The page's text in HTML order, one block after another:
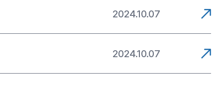
2024.10.07
2024.10.07